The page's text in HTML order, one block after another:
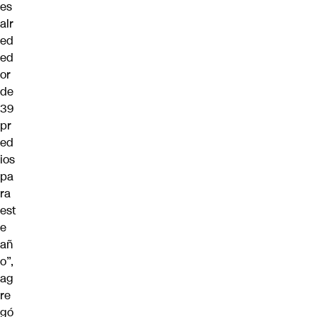
es
alr
ed
ed
or
de
39
pr
ed
ios
pa
ra
est
e
añ
o”,
ag
re
gó